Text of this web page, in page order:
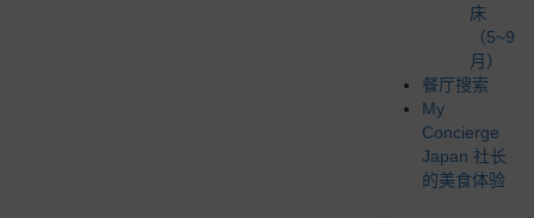
床
（5~9
月）
餐厅搜索
My
Concierge
Japan 社长
的美食体验